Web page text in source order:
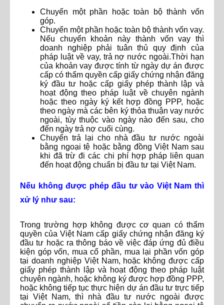
Chuyển một phần hoặc toàn bộ thành vốn
góp.
Chuyển một phần hoặc toàn bộ thành vốn vay.
Nếu chuyển khoản này thành vốn vay thì
doanh nghiệp phải tuân thủ quy định của
pháp luật về vay, trả nợ nước ngoài.Thời hạn
của khoản vay được tính từ ngày dự án được
cấp có thẩm quyền cấp giấy chứng nhận đăng
ký đầu tư hoặc cấp giấy phép thành lập và
hoạt động theo pháp luật về chuyên ngành
hoặc theo ngày ký kết hợp đồng PPP, hoặc
theo ngày mà các bên ký thỏa thuận vay nước
ngoài, tùy thuộc vào ngày nào đến sau, cho
đến ngày trả nợ cuối cùng.
Chuyển trả lại cho nhà đầu tư nước ngoài
bằng ngoại tệ hoặc bằng đồng Việt Nam sau
khi đã trừ đi các chi phí hợp pháp liên quan
đến hoạt động chuẩn bị đầu tư tại Việt Nam.
Nếu không được phép đầu tư vào Việt Nam thì
xử lý như sau:
Trong trường hợp không được cơ quan có thẩm
quyền của Việt Nam cấp giấy chứng nhận đăng ký
đầu tư hoặc ra thông báo về việc đáp ứng đủ điều
kiện góp vốn, mua cổ phần, mua lại phần vốn góp
tại doanh nghiệp Việt Nam, hoặc không được cấp
giấy phép thành lập và hoạt động theo pháp luật
chuyên ngành, hoặc không ký được hợp đồng PPP,
hoặc không tiếp tục thực hiện dự án đầu tư trực tiếp
tại Việt Nam, thì nhà đầu tư nước ngoài được